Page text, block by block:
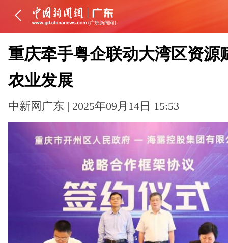
重庆牵手粤企联动大湾区资源
农业发展
中新网广东 | 2025年09月14日 15:53